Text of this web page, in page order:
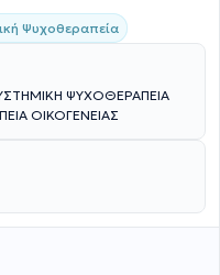
Ψυχοθεραπεία
ΨΥΧΟΘΕΡΑΠΕΙΑ
ΟΙΚΟΓΕΝΕΙΑΣ